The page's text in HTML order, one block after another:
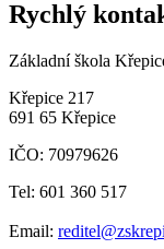
Rychlý
Základní škola
Křepice 217
691 65 Křepice
IČO: 70979626
Tel: 601 360 517
Email: